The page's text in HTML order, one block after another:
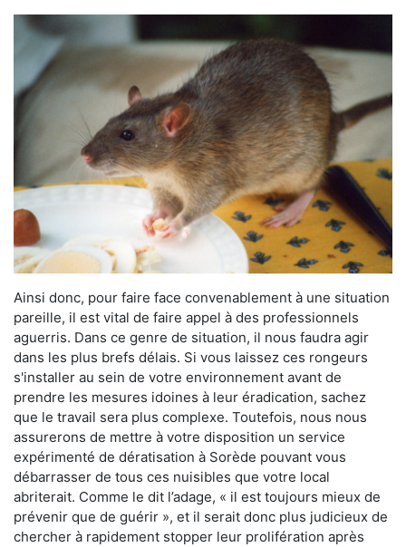
Ainsi donc, pour faire face convenablement à une situation
pareille, il est vital de faire appel à des professionnels
aguerris. Dans ce genre de situation, il nous faudra agir
dans les plus brefs délais. Si vous laissez ces rongeurs
s'installer au sein de votre environnement avant de
prendre les mesures idoines à leur éradication, sachez
que le travail sera plus complexe. Toutefois, nous nous
assurerons de mettre à votre disposition un service
expérimenté de dératisation à Sorède pouvant vous
débarrasser de tous ces nuisibles que votre local
abriterait. Comme le dit l’adage, « il est toujours mieux de
prévenir que de guérir », et il serait donc plus judicieux de
chercher à rapidement stopper leur prolifération après